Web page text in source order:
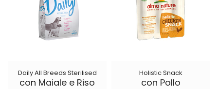
Daily All Breeds Sterilised
con Maiale e Riso
Holistic Snack
con Pollo